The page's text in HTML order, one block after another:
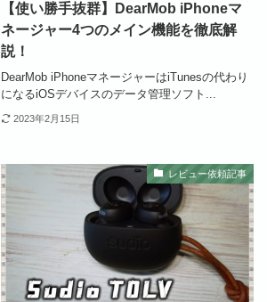
【使い勝手抜群】DearMob iPhoneマ
ネージャー4つのメイン機能を徹底解
説！
DearMob iPhoneマネージャーはiTunesの代わり
になるiOSデバイスのデータ管理ソフト...
2023年2月15日
レビュー依頼記事